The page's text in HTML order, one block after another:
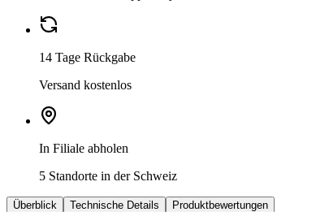
14 Tage Rückgabe
Versand kostenlos
In Filiale abholen
5 Standorte in der Schweiz
Überblick Technische Details Produktbewertungen